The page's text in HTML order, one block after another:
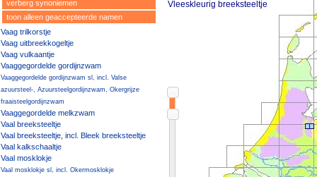
verberg synoniemen
toon alleen geaccepteerde namen
Vaag trilkorstje
Vaag uitbreekkogeltje
Vaag vulkaantje
Vaaggegordelde gordijnzwam
Vaaggegordelde gordijnzwam sl, incl. Valse
azuursteel-, Azuursteelgordijnzwam, Okergrijze
fraaisteelgordijnzwam
Vaaggegordelde melkzwam
Vaal breeksteeltje
Vaal breeksteeltje, incl. Bleek breeksteeltje
Vaal kalkschaaltje
Vaal mosklokje
Vaal mosklokje sl, incl. Okermosklokje
Vleeskleurig breeksteeltje